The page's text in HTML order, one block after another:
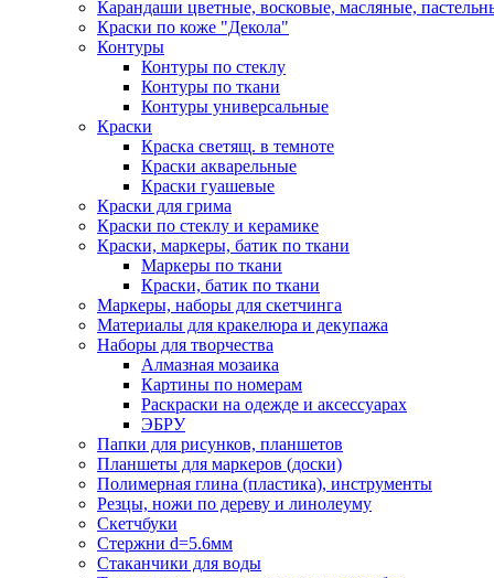
Карандаши цветные, восковые, масляные,
Краски по коже "Декола"
Контуры
Контуры по стеклу
Контуры по ткани
Контуры универсальные
Краски
Краска светящ. в темноте
Краски акварельные
Краски гуашевые
Краски для грима
Краски по стеклу и керамике
Краски, маркеры, батик по ткани
Маркеры по ткани
Краски, батик по ткани
Маркеры, наборы для скетчинга
Материалы для кракелюра и декупажа
Наборы для творчества
Алмазная мозаика
Картины по номерам
Раскраски на одежде и аксессуарах
ЭБРУ
Папки для рисунков, планшетов
Планшеты для маркеров (доски)
Полимерная глина (пластика), инструменты
Резцы, ножи по дереву и линолеуму
Скетчбуки
Стержни d=5.6мм
Стаканчики для воды